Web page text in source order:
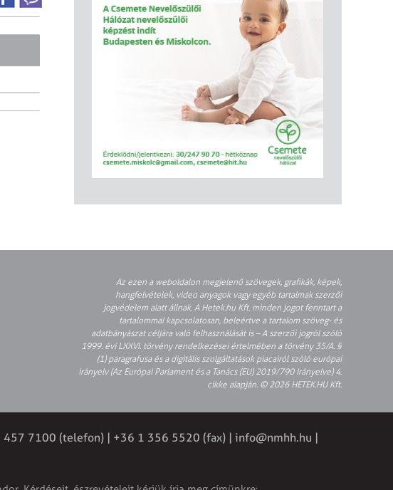
Az ezen a weboldalon megjelenő szövegek, grafikák, képek,
hangfelvételek, video anyagok vagy egyéb tartalmak szerzői
jogvédelem alatt állnak. A Hetek.hu Kft. minden jogot fenntart a
tartalommal kapcsolatosan, beleértve a tartalom szöveg- és
adatbányászat céljára való felhasználását is – A szerzői jogról szóló
1999. évi LXXVI. törvény rendelkezései értelmében a törvény 35/A. §
(1) paragrafusa és a digitális szolgáltatások piacairól szóló európai
irányelv (Az Európai Parlament és a Tanács (EU) 2019/790 Irányelve) 4.
cikke alapján. © 2026 HETEK.HU Kft.
457 7100 (telefon) | +36 1 356 5520 (fax) | info@nmhh.hu